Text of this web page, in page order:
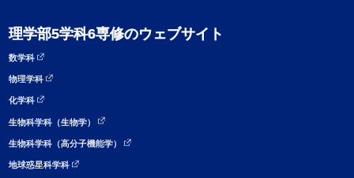
理学部5学科6専修のウェブサイト
数学科
物理学科
化学科
生物科学科（生物学）
生物科学科（高分子機能学）
地球惑星科学科